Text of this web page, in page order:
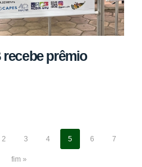
recebe prêmio
2 3 4 5 6 7
fim »